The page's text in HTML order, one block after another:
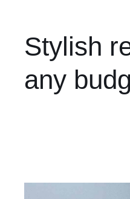
Stylish
any